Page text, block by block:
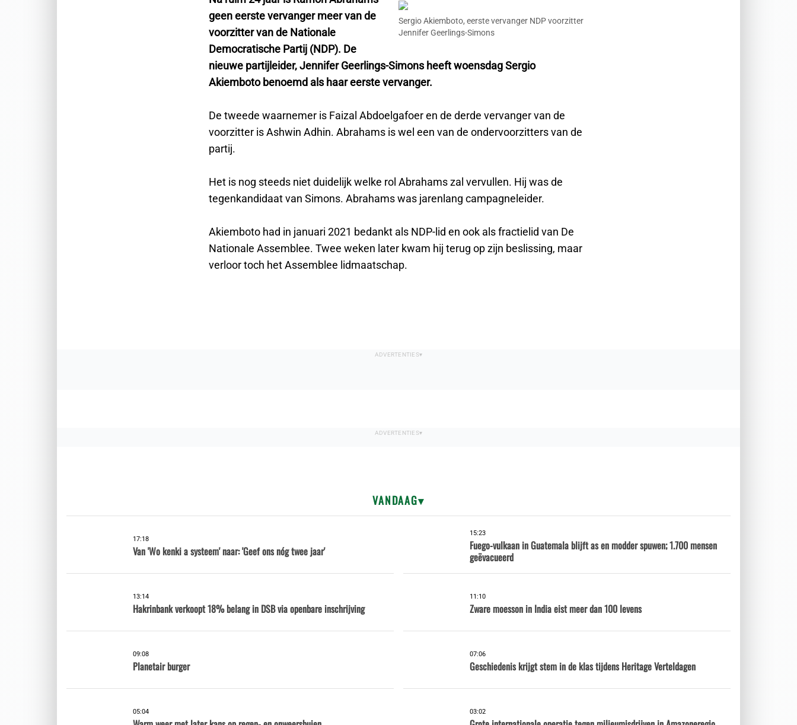
Sergio Akiemboto, eerste vervanger NDP voorzitter
Jennifer Geerlings-Simons
geen eerste vervanger meer van de
voorzitter van de Nationale
Democratische Partij (NDP). De
nieuwe partijleider, Jennifer Geerlings-Simons heeft woensdag Sergio
Akiemboto benoemd als haar eerste vervanger.
De tweede waarnemer is Faizal Abdoelgafoer en de derde vervanger van de
voorzitter is Ashwin Adhin. Abrahams is wel een van de ondervoorzitters van de
partij.
Het is nog steeds niet duidelijk welke rol Abrahams zal vervullen. Hij was de
tegenkandidaat van Simons. Abrahams was jarenlang campagneleider.
Akiemboto had in januari 2021 bedankt als NDP-lid en ook als fractielid van De
Nationale Assemblee. Twee weken later kwam hij terug op zijn beslissing, maar
verloor toch het Assemblee lidmaatschap.
VANDAAG
17:18
Van 'Wo kenki a systeem' naar: 'Geef ons nóg twee jaar'
15:23
Fuego-vulkaan in Guatemala blijft as en modder spuwen; 1.700 mensen
geëvacueerd
13:14
Hakrinbank verkoopt 18% belang in DSB via openbare inschrijving
11:10
Zware moesson in India eist meer dan 100 levens
09:08
Planetair burger
07:06
Geschiedenis krijgt stem in de klas tijdens Heritage Verteldagen
05:04 03:02